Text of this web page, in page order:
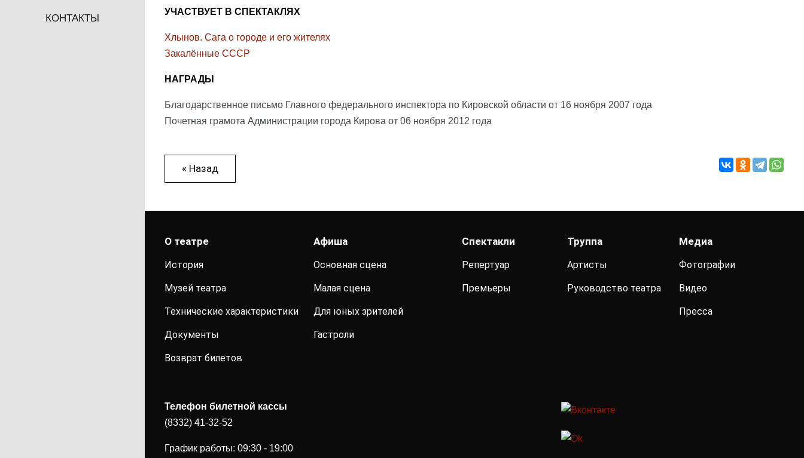
КОНТАКТЫ
УЧАСТВУЕТ В СПЕКТАКЛЯХ
Хлынов. Сага о городе и его жителях
Закалённые СССР
НАГРАДЫ
Благодарственное письмо Главного федерального инспектора по Кировской области от 16 ноября 2007 года
Почетная грамота Администрации города Кирова от 06 ноября 2012 года
« Назад
О театре
История
Музей театра
Технические характеристики
Документы
Возврат билетов
Афиша
Основная сцена
Малая сцена
Для юных зрителей
Гастроли
Спектакли
Репертуар
Премьеры
Труппа
Артисты
Руководство театра
Медиа
Фотографии
Видео
Пресса
Телефон билетной кассы
(8332) 41-32-52
График работы: 09:30 - 19:00